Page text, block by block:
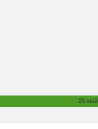
25 май